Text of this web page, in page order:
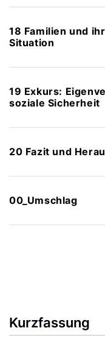
18 Familien und
Situation
19 Exkurs:
soziale Sicherheit
20 Fazit und
00_Umschlag
Kurzfassung